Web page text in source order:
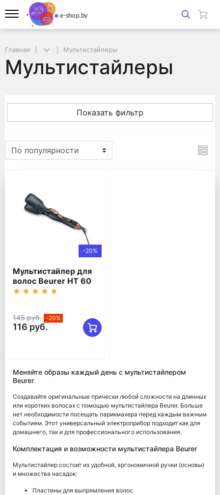
Главная Мультистайлеры
Мультистайлеры
Показать фильтр
-20%
Мультистайлер для
волос Beurer HT 60
145 руб. -20%
116 руб.
Меняйте образы каждый день с мультистайлером
Beurer
Создавайте оригинальные прически любой сложности на длинных
или коротких волосах с помощью мультистайлера Beurer. Больше
нет необходимости посещать парикмахера перед каждым важным
событием. Этот универсальный электроприбор подходит как для
домашнего, так и для профессионального использования.
Комплектация и возможности мультистайлера Beurer
Мультистайлер состоит из удобной, эргономичной ручки (основы)
и множества насадок:
Пластины для выпрямления волос